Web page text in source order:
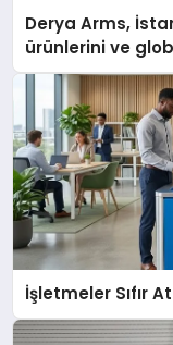
Derya Arms,
ürünlerini ve
İşletmeler Sıfır